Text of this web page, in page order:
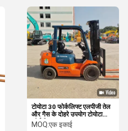
टोयोटा 30 फोर्कलिफ्ट एलपीजी तेल
और गैस के दोहरे उपयोग टोयोटा
फोर्कलिफ्ट दूसरा हाथ
MOQ:एक इकाई